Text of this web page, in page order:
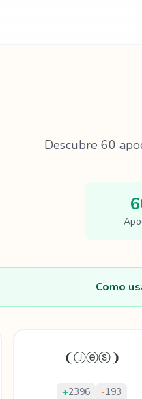
Descubre 60
Como
❨Ⓙⓔⓢ❩
+2396 -193